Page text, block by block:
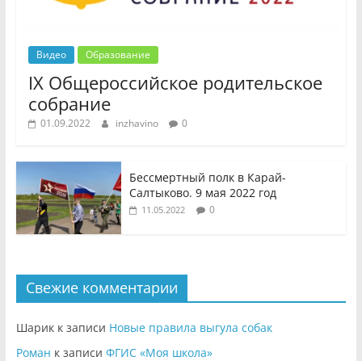
Видео Образование
IX Общероссийское родительское
собрание
01.09.2022 inzhavino 0
Бессмертный полк в Карай-
Салтыково. 9 мая 2022 год
11.05.2022 0
Свежие комментарии
Шарикк записи Новые правила выгула собак
Роман к записи ФГИС «Моя школа»